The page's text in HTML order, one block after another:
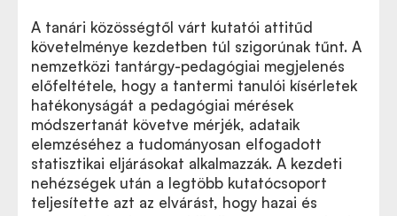
A tanári közösségtől várt kutatói attitűd
követelménye kezdetben túl szigorúnak tűnt. A
nemzetközi tantárgy-pedagógiai megjelenés
előfeltétele, hogy a tantermi tanulói kísérletek
hatékonyságát a pedagógiai mérések
módszertanát követve mérjék, adataik
elemzéséhez a tudományosan elfogadott
statisztikai eljárásokat alkalmazzák. A kezdeti
nehézségek után a legtöbb kutatócsoport
teljesítette azt az elvárást, hogy hazai és